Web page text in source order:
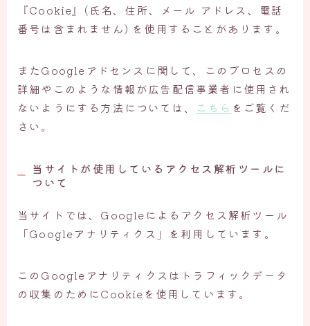
『Cookie』(氏名、住所、メール アドレス、電話
番号は含まれません) を使用することがあります。
またGoogleアドセンスに関して、このプロセスの
詳細やこのような情報が広告配信事業者に使用され
ないようにする方法については、 こちら をご覧くだ
さい。
当サイトが使用しているアクセス解析ツールに
ついて
当サイトでは、Googleによるアクセス解析ツール
「Googleアナリティクス」を利用しています。
このGoogleアナリティクスはトラフィックデータ
の収集のためにCookieを使用しています。